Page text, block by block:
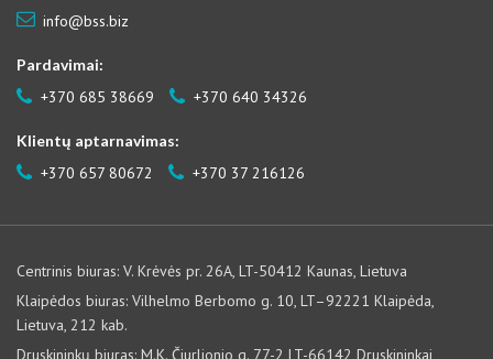
info@bss.biz
Pardavimai:
+370 685 38669 +370 640 34326
Klientų aptarnavimas:
+370 657 80672 +370 37 216126
Centrinis biuras: V. Krėvės pr. 26A, LT-50412 Kaunas, Lietuva
Klaipėdos biuras: Vilhelmo Berbomo g. 10, LT–92221 Klaipėda,
Lietuva, 212 kab.
Druskininkų biuras: M.K. Čiurlionio g. 77-2 LT-66142 Druskininkai,